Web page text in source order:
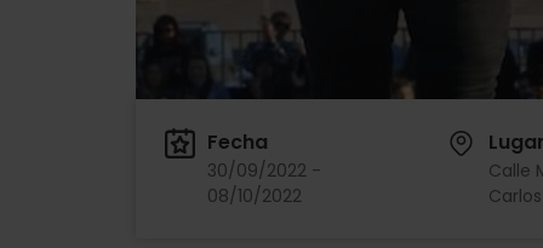
Fecha
30/09/2022 -
08/10/2022
Lugar
Calle